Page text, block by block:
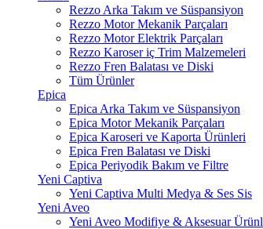
Rezzo Arka Takım ve Süspansiyon
Rezzo Motor Mekanik Parçaları
Rezzo Motor Elektrik Parçaları
Rezzo Karoser iç Trim Malzemeleri
Rezzo Fren Balatası ve Diski
Tüm Ürünler
Epica
Epica Arka Takım ve Süspansiyon
Epica Motor Mekanik Parçaları
Epica Karoseri ve Kaporta Ürünleri
Epica Fren Balatası ve Diski
Epica Periyodik Bakım ve Filtre
Yeni Captiva
Yeni Captiva Multi Medya & Ses Sis
Yeni Aveo
Yeni Aveo Modifiye & Aksesuar Ürünl